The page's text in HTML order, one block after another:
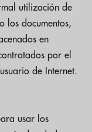
utilización de
los documentos,
en
por el
de Internet.
usar los